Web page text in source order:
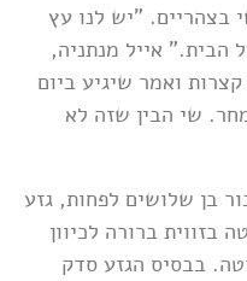
בצהריים. "יש לנו עץ
הבית." אייל מנתניה,
ואמר שיגיע ביום
שי הבין שזה לא
בן שלושים לפחות, גזע
ברורה לכיוון
בבסיס הגזע סדק